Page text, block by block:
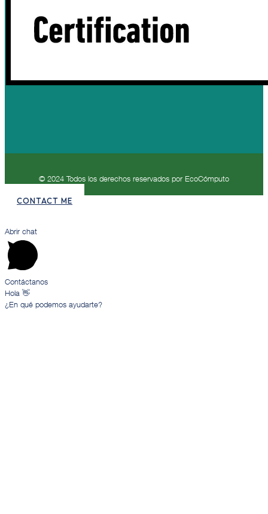
© 2024 Todos los derechos reservados por EcoCómputo
CONTACT ME
Abrir chat
Contáctanos
Hola 👋
¿En qué podemos ayudarte?